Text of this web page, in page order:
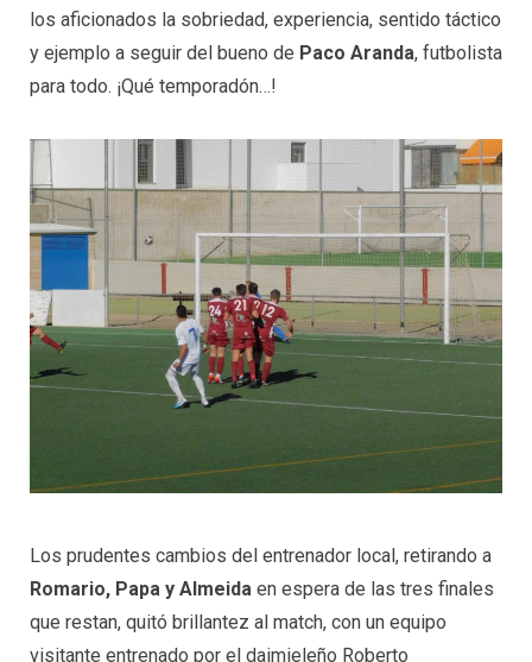
los aficionados la sobriedad, experiencia, sentido táctico
y ejemplo a seguir del bueno de Paco Aranda, futbolista
para todo. ¡Qué temporadón…!
Los prudentes cambios del entrenador local, retirando a
Romario, Papa y Almeida en espera de las tres finales
que restan, quitó brillantez al match, con un equipo
visitante entrenado por el daimieleño Roberto